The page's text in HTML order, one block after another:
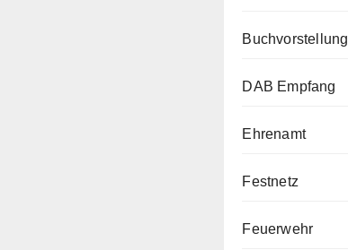
Buchvorstellung
DAB Empfang
Ehrenamt
Festnetz
Feuerwehr